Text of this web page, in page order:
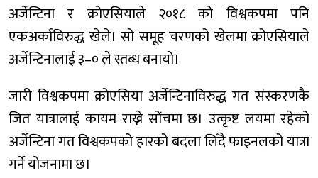
अर्जेन्टिना र क्रोएसियाले २०१८ को विश्वकपमा पनि
एकअर्काविरुद्ध खेले। सो समूह चरणको खेलमा क्रोएसियाले
अर्जेन्टिनालाई ३–० ले स्तब्ध बनायो।
जारी विश्वकपमा क्रोएसिया अर्जेन्टिनाविरुद्ध गत संस्करणकै
जित यात्रालाई कायम राख्ने साेंचमा छ। उत्कृष्ट लयमा रहेको
अर्जेन्टिना गत विश्वकपको हारको बदला लिँदै फाइनलको यात्रा
गर्ने योजनामा छ।